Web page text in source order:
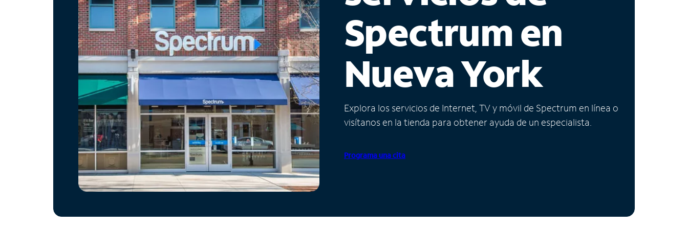
Spectrum en
Nueva York
Explora los servicios de Internet, TV y móvil de Spectrum en línea o
visítanos en la tienda para obtener ayuda de un especialista.
Programa una cita